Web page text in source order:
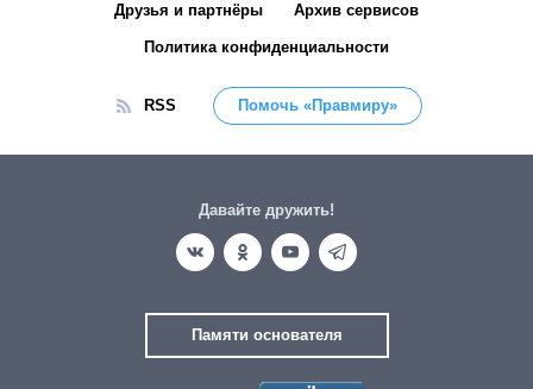
Друзья и партнёры Архив сервисов
Политика конфиденциальности
RSS Помочь «Правмиру»
Давайте дружить!
Памяти основателя